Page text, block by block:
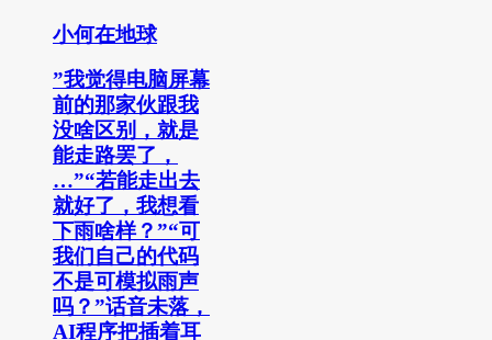
小何在地球
”我觉得电脑屏幕
前的那家伙跟我
没啥区别，就是
能走路罢了，
…”“若能走出去
就好了，我想看
下雨啥样？”“可
我们自己的代码
不是可模拟雨声
吗？”话音未落，
AI程序把插着耳